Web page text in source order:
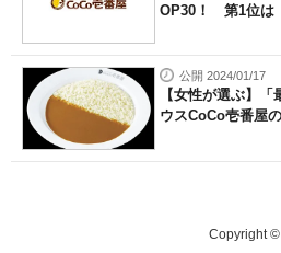
OP30！ 第1位は
公開 2024/01/17
【女性が選ぶ】
ウスCoCo壱番屋
Copyright ©